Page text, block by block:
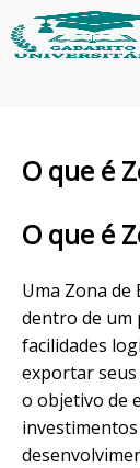
O que é
O que é
Uma Zona de
dentro de um
facilidades
exportar seus
o objetivo de